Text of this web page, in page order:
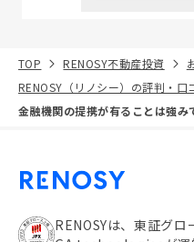
TOP RENOSY不動産投資
RENOSY（リノシー）の評判・口
金融機関の提携が有ることは強み
RENOSYは、東証グロ